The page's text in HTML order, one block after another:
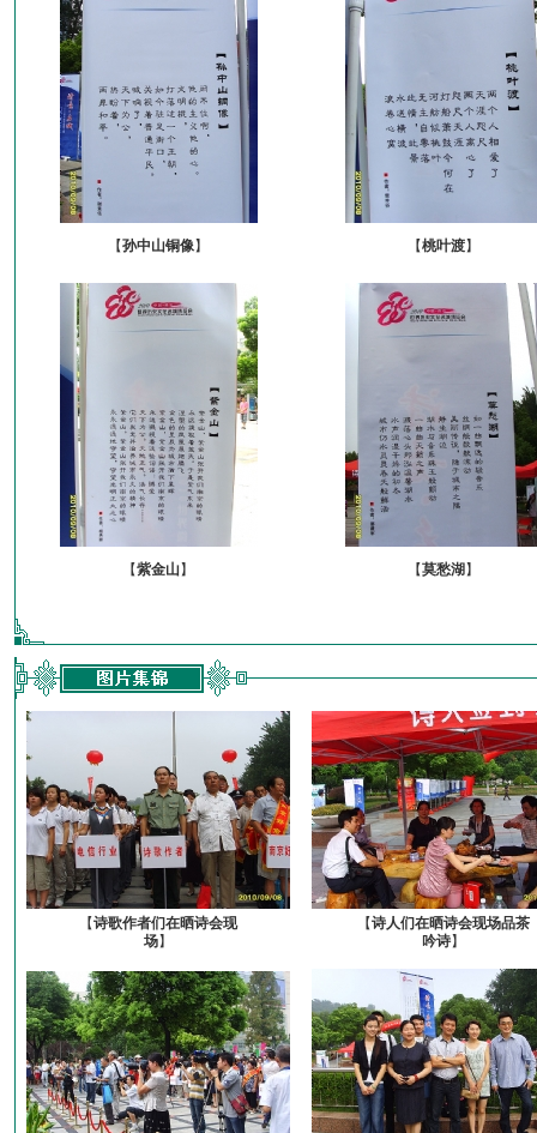
【孙中山铜像】 【桃叶渡】
【紫金山】 【莫愁湖 】
【诗歌作者们在晒诗会现
场】
【诗人们在晒诗会现场品茶
吟诗】